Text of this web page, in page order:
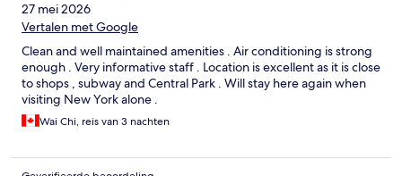
27 mei 2026
Vertalen met Google
Clean and well maintained amenities . Air conditioning is strong
enough . Very informative staff . Location is excellent as it is close
to shops , subway and Central Park . Will stay here again when
visiting New York alone .
Wai Chi, reis van 3 nachten